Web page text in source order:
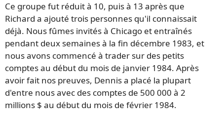
Ce groupe fut réduit à 10, puis à 13 après que
Richard a ajouté trois personnes qu'il connaissait
déjà. Nous fûmes invités à Chicago et entraînés
pendant deux semaines à la fin décembre 1983, et
nous avons commencé à trader sur des petits
comptes au début du mois de janvier 1984. Après
avoir fait nos preuves, Dennis a placé la plupart
d'entre nous avec des comptes de 500 000 à 2
millions $ au début du mois de février 1984.